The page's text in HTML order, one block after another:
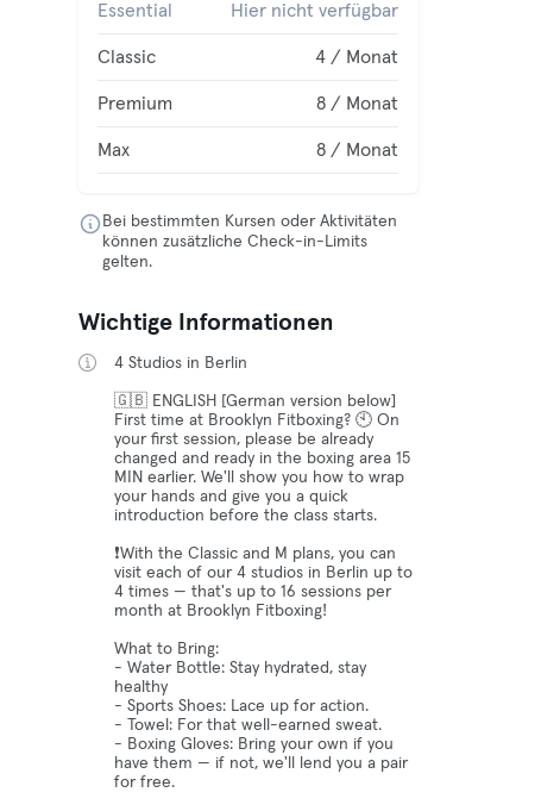
Essential Hier nicht verfügbar
Classic 4 / Monat
Premium 8 / Monat
Max 8 / Monat
Bei bestimmten Kursen oder Aktivitäten
können zusätzliche Check-in-Limits
gelten.
Wichtige Informationen
4 Studios in Berlin
🇬🇧 ENGLISH [German version below]
First time at Brooklyn Fitboxing? 🕙 On
your first session, please be already
changed and ready in the boxing area 15
MIN earlier. We'll show you how to wrap
your hands and give you a quick
introduction before the class starts.
❗️With the Classic and M plans, you can
visit each of our 4 studios in Berlin up to
4 times — that's up to 16 sessions per
month at Brooklyn Fitboxing!
What to Bring:
- Water Bottle: Stay hydrated, stay
healthy
- Sports Shoes: Lace up for action.
- Towel: For that well-earned sweat.
- Boxing Gloves: Bring your own if you
have them — if not, we'll lend you a pair
for free.